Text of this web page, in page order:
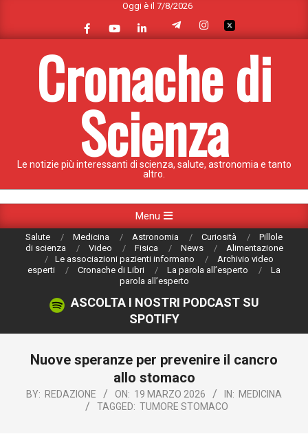
content
Oggi è il 7/8/2026
Cronache di
Scienza
Le notizie più interessanti di scienza, salute, astronomia e tanto
altro.
Navigation
Menu
Salute Medicina Astronomia Curiosità
Pillole
di scienza
Video Fisica News
Alimentazione
Le associazioni pazienti informano
Archivio video
esperti
Cronache di Libri La parola all’esperto
La
parola all’esperto
ASCOLTA I NOSTRI PODCAST SU
SPOTIFY
Nuove speranze per prevenire il cancro
allo stomaco
BY: REDAZIONE ON: 19 MARZO 2026 IN: MEDICINA
TAGGED: TUMORE STOMACO